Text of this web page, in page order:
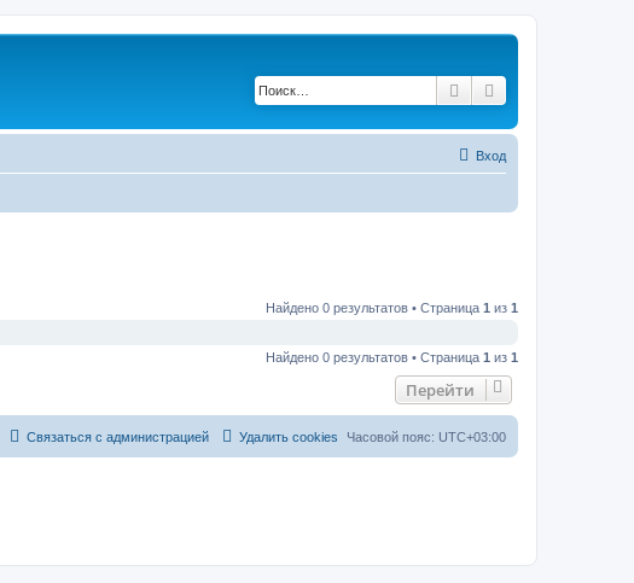
Поиск
Вход
Найдено 0 результатов • Страница 1 из 1
Найдено 0 результатов • Страница 1 из 1
Перейти
Часовой пояс: UTC+03:00
Удалить cookies
Связаться с администрацией